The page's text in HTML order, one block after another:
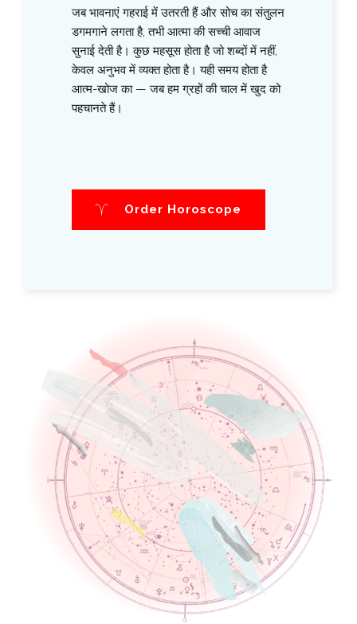
जब भावनाएं गहराई में उतरती हैं और सोच का संतुलन
डगमगाने लगता है, तभी आत्मा की सच्ची आवाज
सुनाई देती है। कुछ महसूस होता है जो शब्दों में नहीं,
केवल अनुभव में व्यक्त होता है। यही समय होता है
आत्म-खोज का — जब हम ग्रहों की चाल में खुद को
पहचानते हैं।
Order Horoscope